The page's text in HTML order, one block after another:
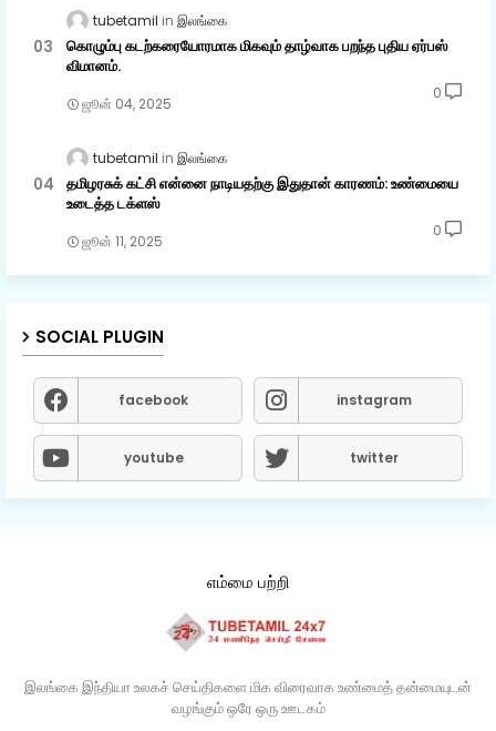
tubetamil இலங்கை
கொழும்பு கடற்கரையோரமாக மிகவும் தாழ்வாக பறந்த புதிய ஏர்பஸ்
விமானம்.
ஜூன் 04, 2025
0
tubetamil இலங்கை
தமிழரசுக் கட்சி என்னை நாடியதற்கு இதுதான் காரணம்: உண்மையை
உடைத்த டக்ளஸ்
ஜூன் 11, 2025
0
SOCIAL PLUGIN
facebook instagram
youtube twitter
எம்மை பற்றி
இலங்கை இந்தியா உலகச் செய்திகளை மிக விரைவாக உண்மைத் தன்மையுடன்
வழங்கும் ஒரே ஒரு ஊடகம்​